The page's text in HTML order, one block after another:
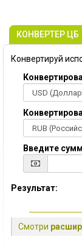
КОНВЕРТЕР ЦБ
Конвертируй
Введите
Результат:
Смотри